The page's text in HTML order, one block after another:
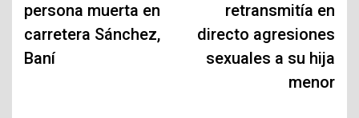
entradas
persona muerta en
carretera Sánchez,
Baní
retransmitía en
directo agresiones
sexuales a su hija
menor